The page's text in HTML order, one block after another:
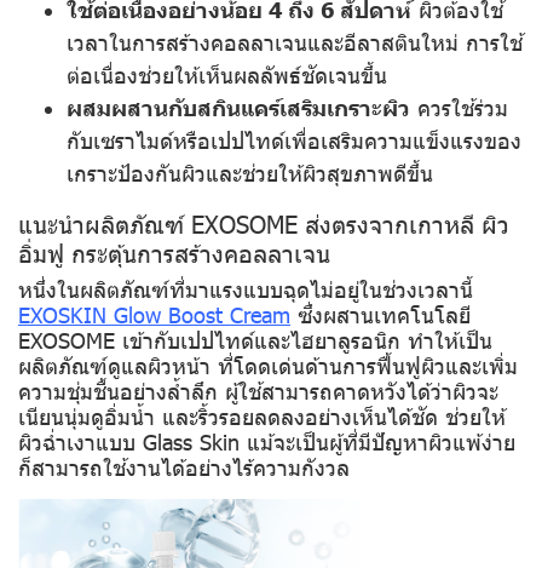
ใช้ต่อเนื่องอย่างน้อย 4 ถึง 6 สัปดาห์ผิวต้องใช้
เวลาในการสร้างคอลลาเจนและอีลาสตินใหม่ การใช้
ต่อเนื่องช่วยให้เห็นผลลัพธ์ชัดเจนขึ้น
ผสมผสานกับสกินแคร์เสริมเกราะผิว ควรใช้ร่วม
กับเซราไมด์หรือเปปไทด์เพื่อเสริมความแข็งแรงของ
เกราะป้องกันผิวและช่วยให้ผิวสุขภาพดีขึ้น
แนะนำผลิตภัณฑ์ EXOSOME ส่งตรงจากเกาหลี ผิว
อิ่มฟู กระตุ้นการสร้างคอลลาเจน
หนึ่งในผลิตภัณฑ์ที่มาแรงแบบฉุดไม่อยู่ในช่วงเวลานี้
EXOSKIN Glow Boost Cream ซึ่งผสานเทคโนโลยี
EXOSOME เข้ากับเปปไทด์และไฮยาลูรอนิก ทำให้เป็น
ผลิตภัณฑ์ดูแลผิวหน้า ที่โดดเด่นด้านการฟื้นฟูผิวและเพิ่ม
ความชุ่มชื้นอย่างล้ำลึก ผู้ใช้สามารถคาดหวังได้ว่าผิวจะ
เนียนนุ่มดูอิ่มน้ำ และริ้วรอยลดลงอย่างเห็นได้ชัด ช่วยให้
ผิวฉ่ำเงาแบบ Glass Skin แม้จะเป็นผู้ที่มีปัญหาผิวแพ้ง่าย
ก็สามารถใช้งานได้อย่างไร้ความกังวล